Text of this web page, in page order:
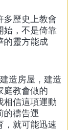
多歷史上教會
始，不是倚靠
的靈方能成
造房屋，建造
庭教會做的
相信這項運動
的禱告運
，就可能迅速